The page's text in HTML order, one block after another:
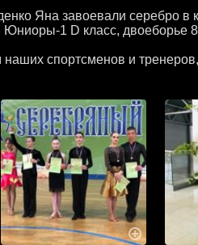
Яна завоевали серебро
Юниоры-1 D класс, двоеборье
спортсменов и